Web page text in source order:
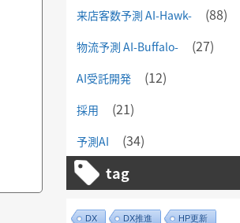
来店客数予測 AI-Hawk- (88)
物流予測 AI-Buffalo- (27)
AI受託開発 (12)
採用 (21)
予測AI (34)
tag
DX DX推進 HP更新